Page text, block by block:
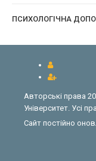
ПСИХОЛОГІЧНА
Авторські права
Університет. Усі
Сайт постійно